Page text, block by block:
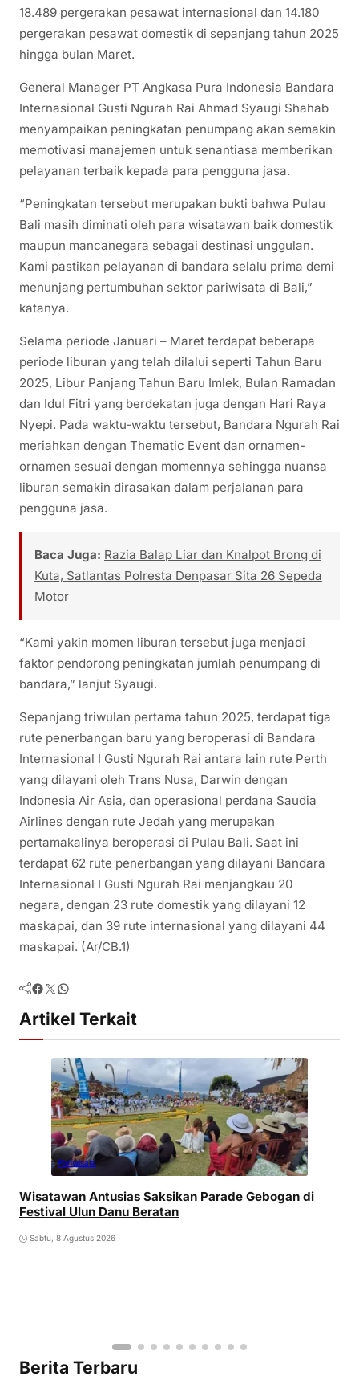
18.489 pergerakan pesawat internasional dan 14.180
pergerakan pesawat domestik di sepanjang tahun 2025
hingga bulan Maret.
General Manager PT Angkasa Pura Indonesia Bandara
Internasional Gusti Ngurah Rai Ahmad Syaugi Shahab
menyampaikan peningkatan penumpang akan semakin
memotivasi manajemen untuk senantiasa memberikan
pelayanan terbaik kepada para pengguna jasa.
“Peningkatan tersebut merupakan bukti bahwa Pulau
Bali masih diminati oleh para wisatawan baik domestik
maupun mancanegara sebagai destinasi unggulan.
Kami pastikan pelayanan di bandara selalu prima demi
menunjang pertumbuhan sektor pariwisata di Bali,”
katanya.
Selama periode Januari – Maret terdapat beberapa
periode liburan yang telah dilalui seperti Tahun Baru
2025, Libur Panjang Tahun Baru Imlek, Bulan Ramadan
dan Idul Fitri yang berdekatan juga dengan Hari Raya
Nyepi. Pada waktu-waktu tersebut, Bandara Ngurah Rai
meriahkan dengan Thematic Event dan ornamen-
ornamen sesuai dengan momennya sehingga nuansa
liburan semakin dirasakan dalam perjalanan para
pengguna jasa.
Baca Juga: Razia Balap Liar dan Knalpot Brong di
Kuta, Satlantas Polresta Denpasar Sita 26 Sepeda
Motor
“Kami yakin momen liburan tersebut juga menjadi
faktor pendorong peningkatan jumlah penumpang di
bandara,” lanjut Syaugi.
Sepanjang triwulan pertama tahun 2025, terdapat tiga
rute penerbangan baru yang beroperasi di Bandara
Internasional I Gusti Ngurah Rai antara lain rute Perth
yang dilayani oleh Trans Nusa, Darwin dengan
Indonesia Air Asia, dan operasional perdana Saudia
Airlines dengan rute Jedah yang merupakan
pertamakalinya beroperasi di Pulau Bali. Saat ini
terdapat 62 rute penerbangan yang dilayani Bandara
Internasional I Gusti Ngurah Rai menjangkau 20
negara, dengan 23 rute domestik yang dilayani 12
maskapai, dan 39 rute internasional yang dilayani 44
maskapai. (Ar/CB.1)
Facebook Twitter WhatsApp
Artikel Terkait
Pariwisata
Wisatawan Antusias Saksikan Parade Gebogan di
Festival Ulun Danu Beratan
Sabtu, 8 Agustus 2026
Berita Terbaru